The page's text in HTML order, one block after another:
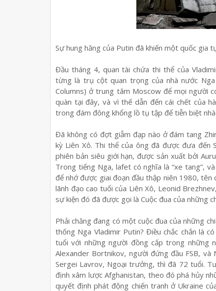
Sự hung hăng của Putin đã khiến một quốc gia
Đầu tháng 4, quan tài chứa thi thể của
từng là trụ cột quan trọng của nhà nước
Columns) ở trung tâm Moscow để mọi người
quàn tại đây, và vì thế dẫn đến cái chết của
trong đám đông khổng lồ tụ tập để tiễn biệt
Đã không có đợt giẫm đạp nào ở đám tang
kỳ Liên Xô. Thi thể của ông đã được đưa
phiên bản siêu giới hạn, được sản xuất bởi
Trong tiếng Nga, lafet có nghĩa là “xe tang”,
để nhớ được giai đoạn đầu thập niên 1980, tên
lãnh đạo cao tuổi của Liên Xô, Leonid
sự kiện đó đã được gọi là Cuộc đua của những
Phải chăng đang có một cuộc đua của những
thống Nga Vladimir Putin? Điều chắc chắn là
tuổi với những người đồng cấp trong những
Alexander Bortnikov, người đứng đầu FSB,
Sergei Lavrov, Ngoại trưởng, thì đã 72 tuổi.
định xâm lược Afghanistan, theo đó phá hủy
quyết định phát động chiến tranh ở Ukraine